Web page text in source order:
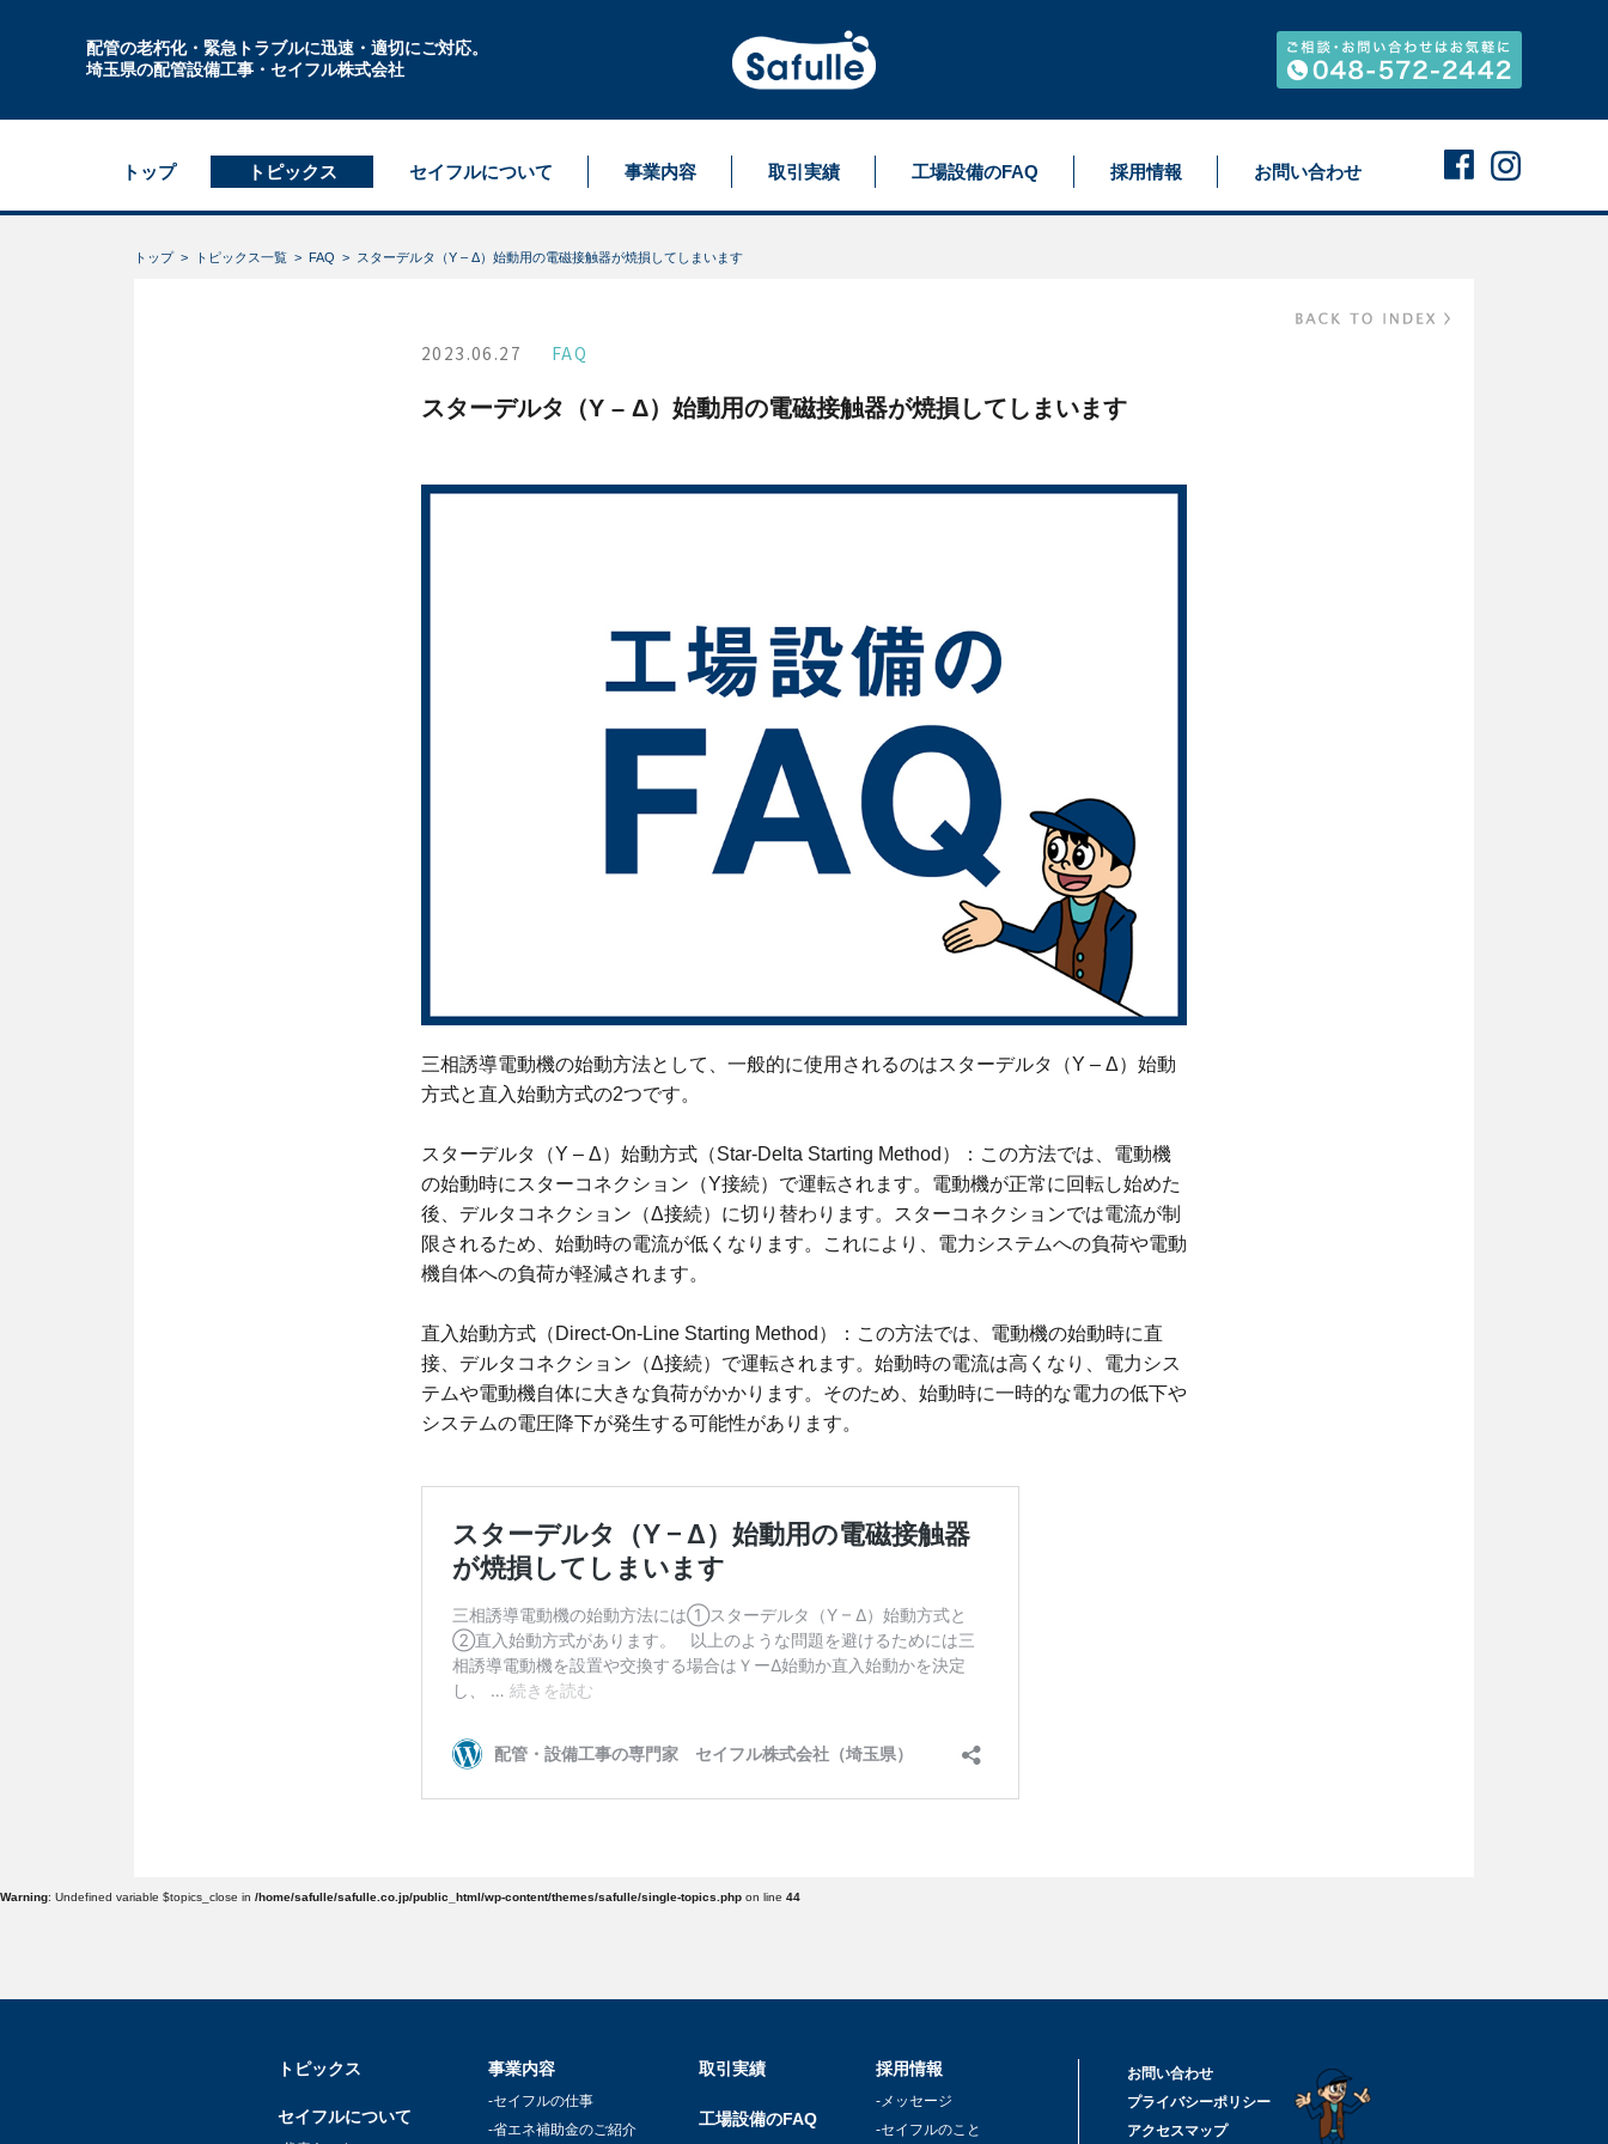
配管の老朽化・緊急トラブルに迅速・適切にご対応。
埼玉県の配管設備工事・セイフル株式会社
トップ トピックス セイフルについて 事業内容 取引実績 工場設備のFAQ 採用情報 お問い合わせ
トップ トピックス一覧 FAQ スターデルタ（Y – Δ）始動用の電磁接触器が焼損してしまいます
2023.06.27 FAQ
スターデルタ（Y – Δ）始動用の電磁接触器が焼損してしまいます
三相誘導電動機の始動方法として、一般的に使用されるのはスターデルタ（Y – Δ）始動
方式と直入始動方式の2つです。
スターデルタ（Y – Δ）始動方式（Star-Delta Starting Method）：この方法では、電動機
の始動時にスターコネクション（Y接続）で運転されます。電動機が正常に回転し始めた
後、デルタコネクション（Δ接続）に切り替わります。スターコネクションでは電流が制
限されるため、始動時の電流が低くなります。これにより、電力システムへの負荷や電動
機自体への負荷が軽減されます。
直入始動方式（Direct-On-Line Starting Method）：この方法では、電動機の始動時に直
接、デルタコネクション（Δ接続）で運転されます。始動時の電流は高くなり、電力シス
テムや電動機自体に大きな負荷がかかります。そのため、始動時に一時的な電力の低下や
システムの電圧降下が発生する可能性があります。
Warning: Undefined variable $topics_close in /home/safulle/safulle.co.jp/public_html/wp-content/themes/safulle/single-topics.php on line 44
トピックス
セイフルについて
事業内容
-セイフルの仕事
-省エネ補助金のご紹介
取引実績
工場設備のFAQ
採用情報
-メッセージ
-セイフルのこと
お問い合わせ
プライバシーポリシー
アクセスマップ